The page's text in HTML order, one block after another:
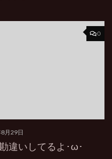
0
月29日
違いしてるよ･ω･